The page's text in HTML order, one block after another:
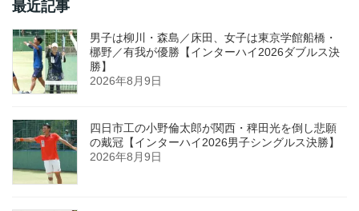
最近記事
男子は柳川・森島／床田、女子は東京学館船橋・
梛野／有我が優勝【インターハイ2026ダブルス決
勝】
2026年8月9日
四日市工の小野倫太郎が関西・稗田光を倒し悲願
の戴冠【インターハイ2026男子シングルス決勝】
2026年8月9日